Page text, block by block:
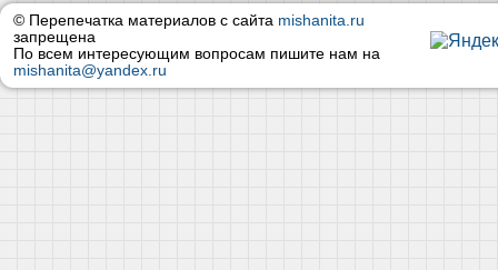
© Перепечатка материалов с сайта mishanita.ru
запрещена
По всем интересующим вопросам пишите нам на
mishanita@yandex.ru